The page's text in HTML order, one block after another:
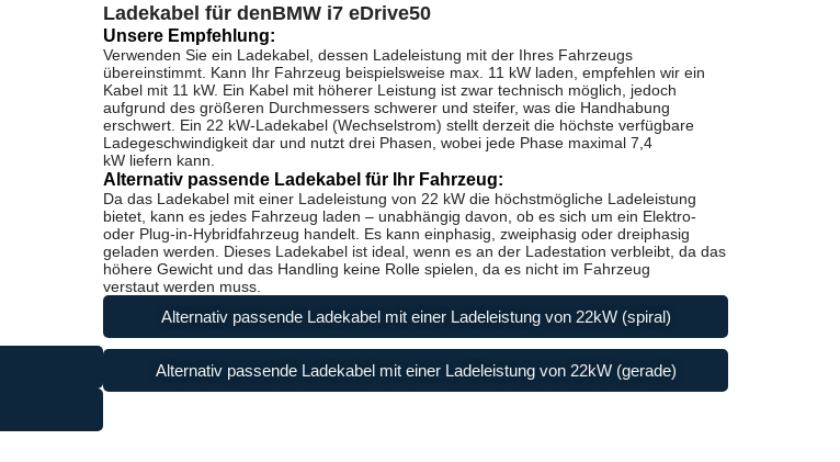
Ladekabel für denBMW i7 eDrive50
Unsere Empfehlung:
Verwenden Sie ein Ladekabel, dessen Ladeleistung mit der Ihres Fahrzeugs
übereinstimmt. Kann Ihr Fahrzeug beispielsweise max. 11 kW laden, empfehlen wir ein
Kabel mit 11 kW. Ein Kabel mit höherer Leistung ist zwar technisch möglich, jedoch
aufgrund des größeren Durchmessers schwerer und steifer, was die Handhabung
erschwert. Ein 22 kW-Ladekabel (Wechselstrom) stellt derzeit die höchste verfügbare
Ladegeschwindigkeit dar und nutzt drei Phasen, wobei jede Phase maximal 7,4
kW liefern kann.
Alternativ passende Ladekabel für Ihr Fahrzeug:
Da das Ladekabel mit einer Ladeleistung von 22 kW die höchstmögliche Ladeleistung
bietet, kann es jedes Fahrzeug laden – unabhängig davon, ob es sich um ein Elektro-
oder Plug-in-Hybridfahrzeug handelt. Es kann einphasig, zweiphasig oder dreiphasig
geladen werden. Dieses Ladekabel ist ideal, wenn es an der Ladestation verbleibt, da das
höhere Gewicht und das Handling keine Rolle spielen, da es nicht im Fahrzeug
verstaut werden muss.
Alternativ passende Ladekabel mit einer Ladeleistung von 22kW (spiral)
Alternativ passende Ladekabel mit einer Ladeleistung von 22kW (gerade)